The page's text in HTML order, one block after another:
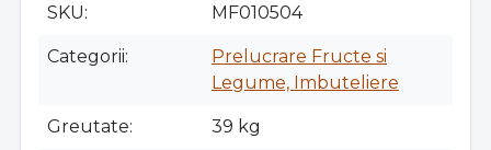
SKU MF010504
Categorii
Prelucrare Fructe si
Legume, Imbuteliere
Greutate 39 kg